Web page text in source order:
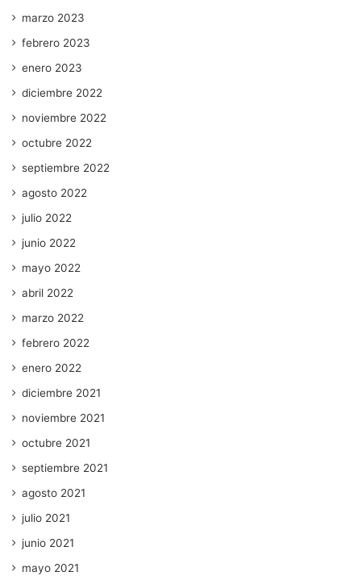
marzo 2023
febrero 2023
enero 2023
diciembre 2022
noviembre 2022
octubre 2022
septiembre 2022
agosto 2022
julio 2022
junio 2022
mayo 2022
abril 2022
marzo 2022
febrero 2022
enero 2022
diciembre 2021
noviembre 2021
octubre 2021
septiembre 2021
agosto 2021
julio 2021
junio 2021
mayo 2021